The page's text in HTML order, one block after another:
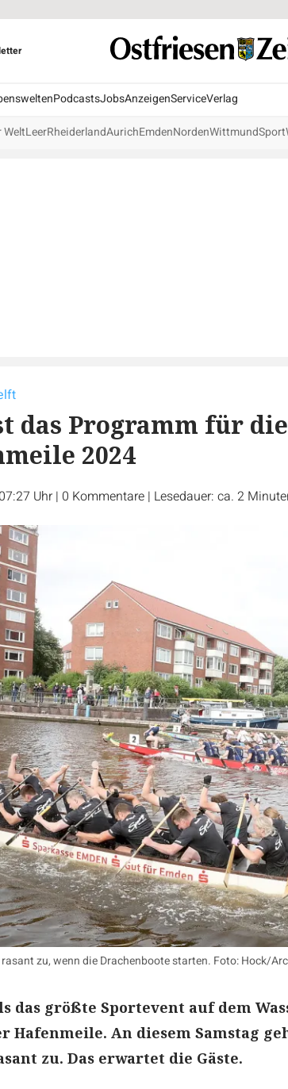
PodcastsJobsAnzeigenServiceVerlag
WeltLeerRheiderlandAurichEmdenNordenWittmundSport
das Programm für
2024
Uhr | 0 Kommentare | Lesedauer: ca. 2
zu, wenn die Drachenboote starten. Foto: Hock/
das größte Sportevent auf dem
Hafenmeile. An diesem Samstag
zu. Das erwartet die Gäste.